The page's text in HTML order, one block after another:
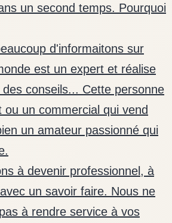
un second temps. Pourquoi
d'informaitons sur
est un expert et réalise
conseils... Cette personne
un commercial qui vend
un amateur passionné qui
à devenir professionnel, à
un savoir faire. Nous ne
à rendre service à vos